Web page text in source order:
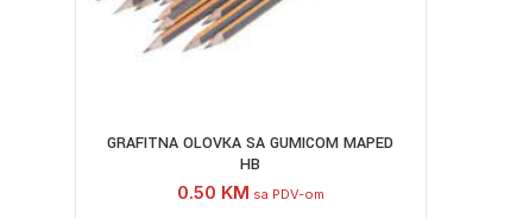
GRAFITNA OLOVKA SA GUMICOM MAPED
HB
0.50 KM sa PDV-om